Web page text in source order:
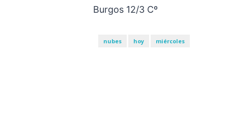
Burgos 12/3 Cº
nubes hoy miércoles